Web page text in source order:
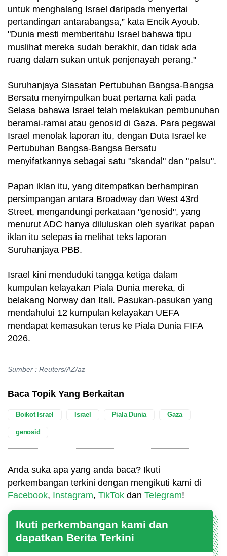
untuk menghalang Israel daripada menyertai
pertandingan antarabangsa,” kata Encik Ayoub.
"Dunia mesti memberitahu Israel bahawa tipu
muslihat mereka sudah berakhir, dan tidak ada
ruang dalam sukan untuk penjenayah perang."
Suruhanjaya Siasatan Pertubuhan Bangsa-Bangsa
Bersatu menyimpulkan buat pertama kali pada
Selasa bahawa Israel telah melakukan pembunuhan
beramai-ramai atau genosid di Gaza. Para pegawai
Israel menolak laporan itu, dengan Duta Israel ke
Pertubuhan Bangsa-Bangsa Bersatu
menyifatkannya sebagai satu "skandal" dan "palsu".
Papan iklan itu, yang ditempatkan berhampiran
persimpangan antara Broadway dan West 43rd
Street, mengandungi perkataan "genosid", yang
menurut ADC hanya diluluskan oleh syarikat papan
iklan itu selepas ia melihat teks laporan
Suruhanjaya PBB.
Israel kini menduduki tangga ketiga dalam
kumpulan kelayakan Piala Dunia mereka, di
belakang Norway dan Itali. Pasukan-pasukan yang
mendahului 12 kumpulan kelayakan UEFA
mendapat kemasukan terus ke Piala Dunia FIFA
2026.
Sumber : Reuters/AZ/az
Baca Topik Yang Berkaitan
Boikot Israel Israel Piala Dunia Gaza
genosid
Anda suka apa yang anda baca? Ikuti
perkembangan terkini dengan mengikuti kami di
Facebook, Instagram, TikTok dan Telegram!
Ikuti perkembangan kami dan
dapatkan Berita Terkini